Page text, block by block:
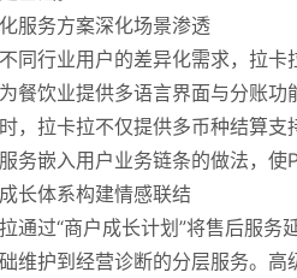
服务方案深化场景渗透
同行业用户的差异化需求，拉卡
餐饮业提供多语言界面与分账
，拉卡拉不仅提供多币种结算
务嵌入用户业务链条的做法，使
长体系构建情感联结
通过“商户成长计划”将售后服
维护到经营诊断的分层服务。